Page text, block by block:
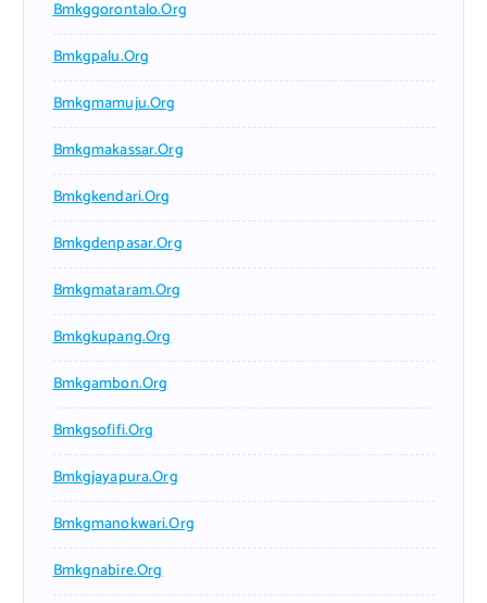
Bmkggorontalo.org
Bmkgpalu.org
Bmkgmamuju.org
Bmkgmakassar.org
Bmkgkendari.org
Bmkgdenpasar.org
Bmkgmataram.org
Bmkgkupang.org
Bmkgambon.org
Bmkgsofifi.org
Bmkgjayapura.org
Bmkgmanokwari.org
Bmkgnabire.org